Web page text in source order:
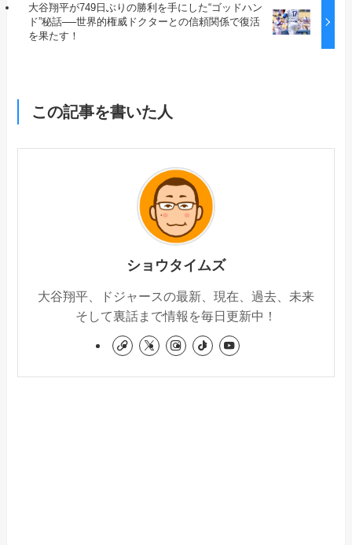
大谷翔平が749日ぶりの勝利を手にした“ゴッドハン
ド”秘話──世界的権威ドクターとの信頼関係で復活
を果たす！
この記事を書いた人
ショウタイムズ
大谷翔平、ドジャースの最新、現在、過去、未来
そして裏話まで情報を毎日更新中！